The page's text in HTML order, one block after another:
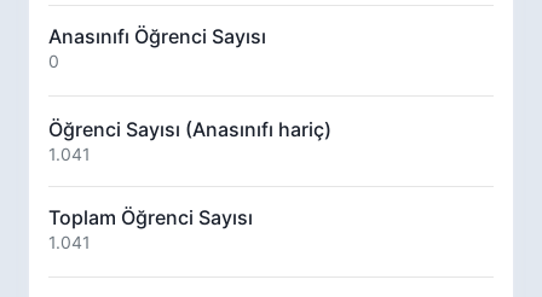
Anasınıfı Öğrenci Sayısı
0
Öğrenci Sayısı (Anasınıfı hariç)
1.041
Toplam Öğrenci Sayısı
1.041